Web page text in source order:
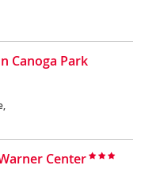
Canoga Park
Center